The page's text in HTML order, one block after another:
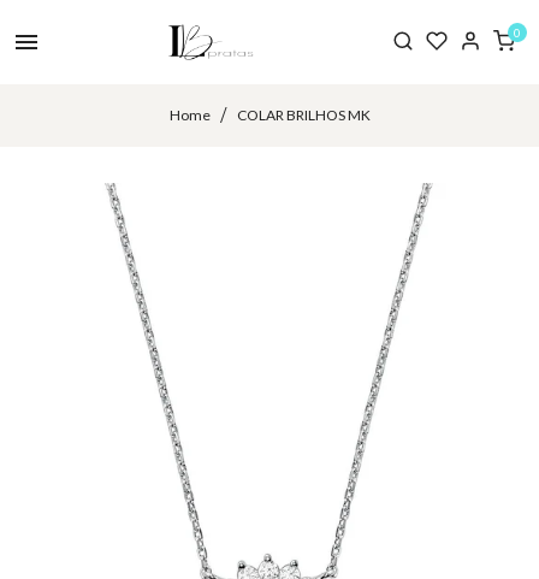
0
Home COLAR BRILHOS MK